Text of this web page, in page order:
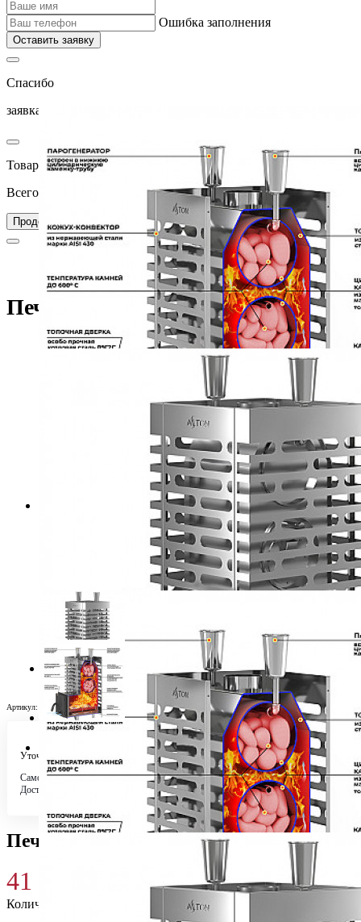
Ошибка заполнения
Оставить заявку
Спасибо
заявка успешно отправлена
Товар добавлен в корзину
Всего товаров в вашей корзине –0
Продолжить покупки Перейти в корзину
Печи для бани Печь для бани ASTON 20 INOX
Печь для бани ASTON 20 INOX
Артикул: УТ-00001313
Уточняйте у менеджера
Самовывоз
Бесплатно в 4 магазинах
Доставка по городу
Бесплатно
Печь для бани ASTON 20 INOX
41 500
Количество